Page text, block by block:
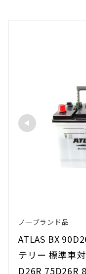
ノーブランド品
ATLAS BX
テリー 標準車
D26R 75D26R